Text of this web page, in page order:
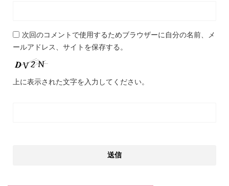
次回のコメントで使用するためブラウザーに自分の名前、メ
ールアドレス、サイトを保存する。
上に表示された文字を入力してください。